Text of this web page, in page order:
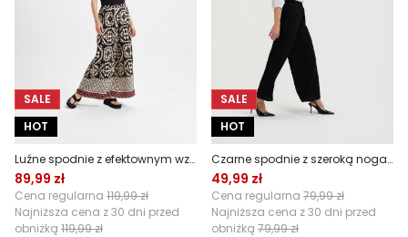
SALE
HOT
Luźne spodnie z efektownym wzorem
89,99 zł
Cena regularna 119,99 zł
Najniższa cena z 30 dni przed
obniżką 119,99 zł
SALE
HOT
Czarne spodnie z szeroką nogawką
49,99 zł
Cena regularna 79,99 zł
Najniższa cena z 30 dni przed
obniżką 79,99 zł